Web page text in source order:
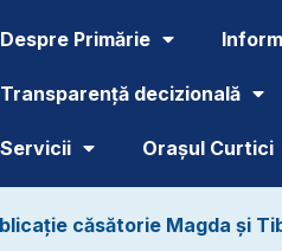
Despre Primărie
Transparență decizională
Servicii Orașul Curtici
căsătorie Magda și